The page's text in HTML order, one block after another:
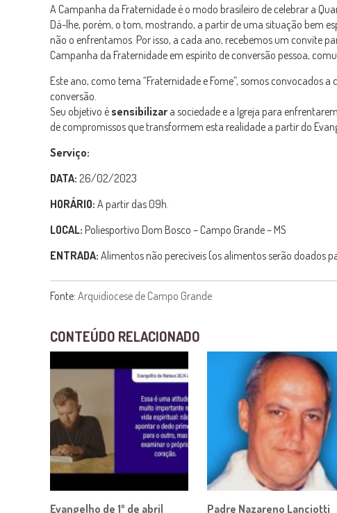
A Campanha da Fraternidade é o modo brasileiro de celebrar a
Dá-lhe, porém, o tom, mostrando, a partir de uma situação bem
não o enfrentamos. Por isso, a cada ano, recebemos um convite
Campanha da Fraternidade em espírito de conversão pessoa,
Este ano, como tema “Fraternidade e Fome”, somos convocados
conversão.
Seu objetivo é sensibilizar a sociedade e a Igreja para
de compromissos que transformem esta realidade a partir do
Serviço:
DATA: 26/02/2023
HORÁRIO: A partir das 09h.
LOCAL: Poliesportivo Dom Bosco – Campo Grande – MS
ENTRADA: Alimentos não perecíveis (os alimentos serão doados
Fonte: Arquidiocese de Campo Grande
CONTEÚDO RELACIONADO
Evangelho de 1º de abril
Padre Nazareno Lanciotti